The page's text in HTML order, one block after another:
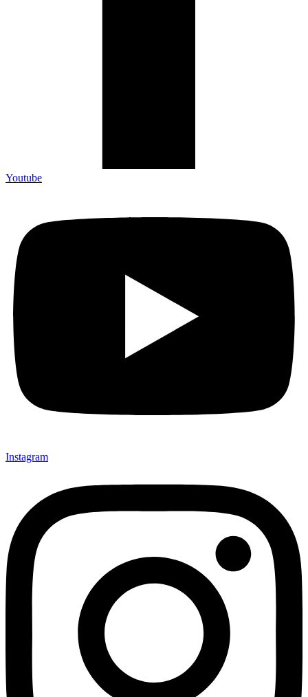
Youtube
Instagram